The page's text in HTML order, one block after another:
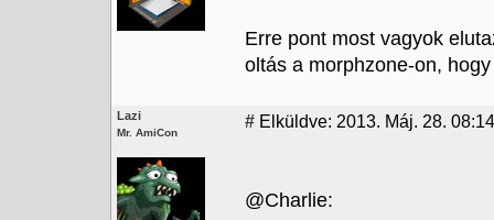
Erre pont most vagyok
oltás a morphzone-on,
Lazi
Mr. AmiCon
# Elküldve: 2013. Máj. 28. 08:14
@Charlie: